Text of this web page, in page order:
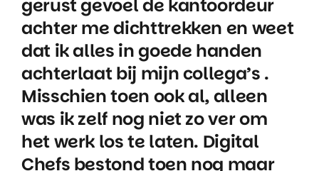
gerust gevoel de kantoordeur
achter me dichttrekken en weet
dat ik alles in goede handen
achterlaat bij mijn collega’s .
Misschien toen ook al, alleen
was ik zelf nog niet zo ver om
het werk los te laten. Digital
Chefs bestond toen nog maar